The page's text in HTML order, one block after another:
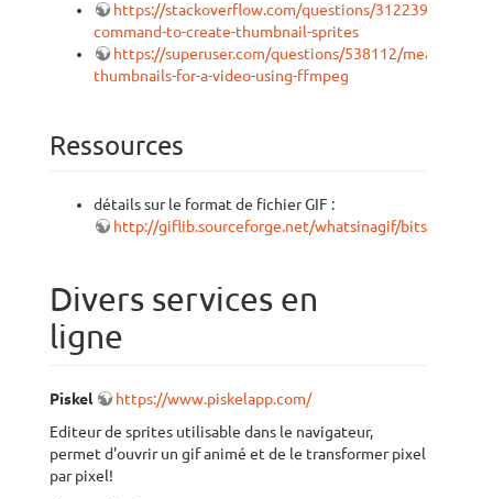
https://stackoverflow.com/questions/31223926/
command-to-create-thumbnail-sprites
https://superuser.com/questions/538112/meaningful-
thumbnails-for-a-video-using-ffmpeg
Ressources
détails sur le format de fichier GIF :
http://giflib.sourceforge.net/whatsinagif/
Divers services en
ligne
Piskel
https://www.piskelapp.com/
Editeur de sprites utilisable dans le navigateur,
permet d'ouvrir un gif animé et de le transformer pixel
par pixel!